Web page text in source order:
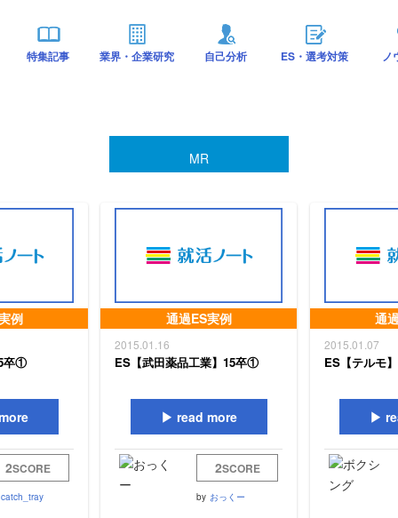
特集記事 業界・企業研究 自己分析 ES・選考対策 ノ
MR
例
卒①
2SCORE
catch_tray
通過ES実例
2015.01.16
ES【武田薬品工業】15卒①
read more
2SCORE
by おっくー
通
2015.01.07
ES【テルモ